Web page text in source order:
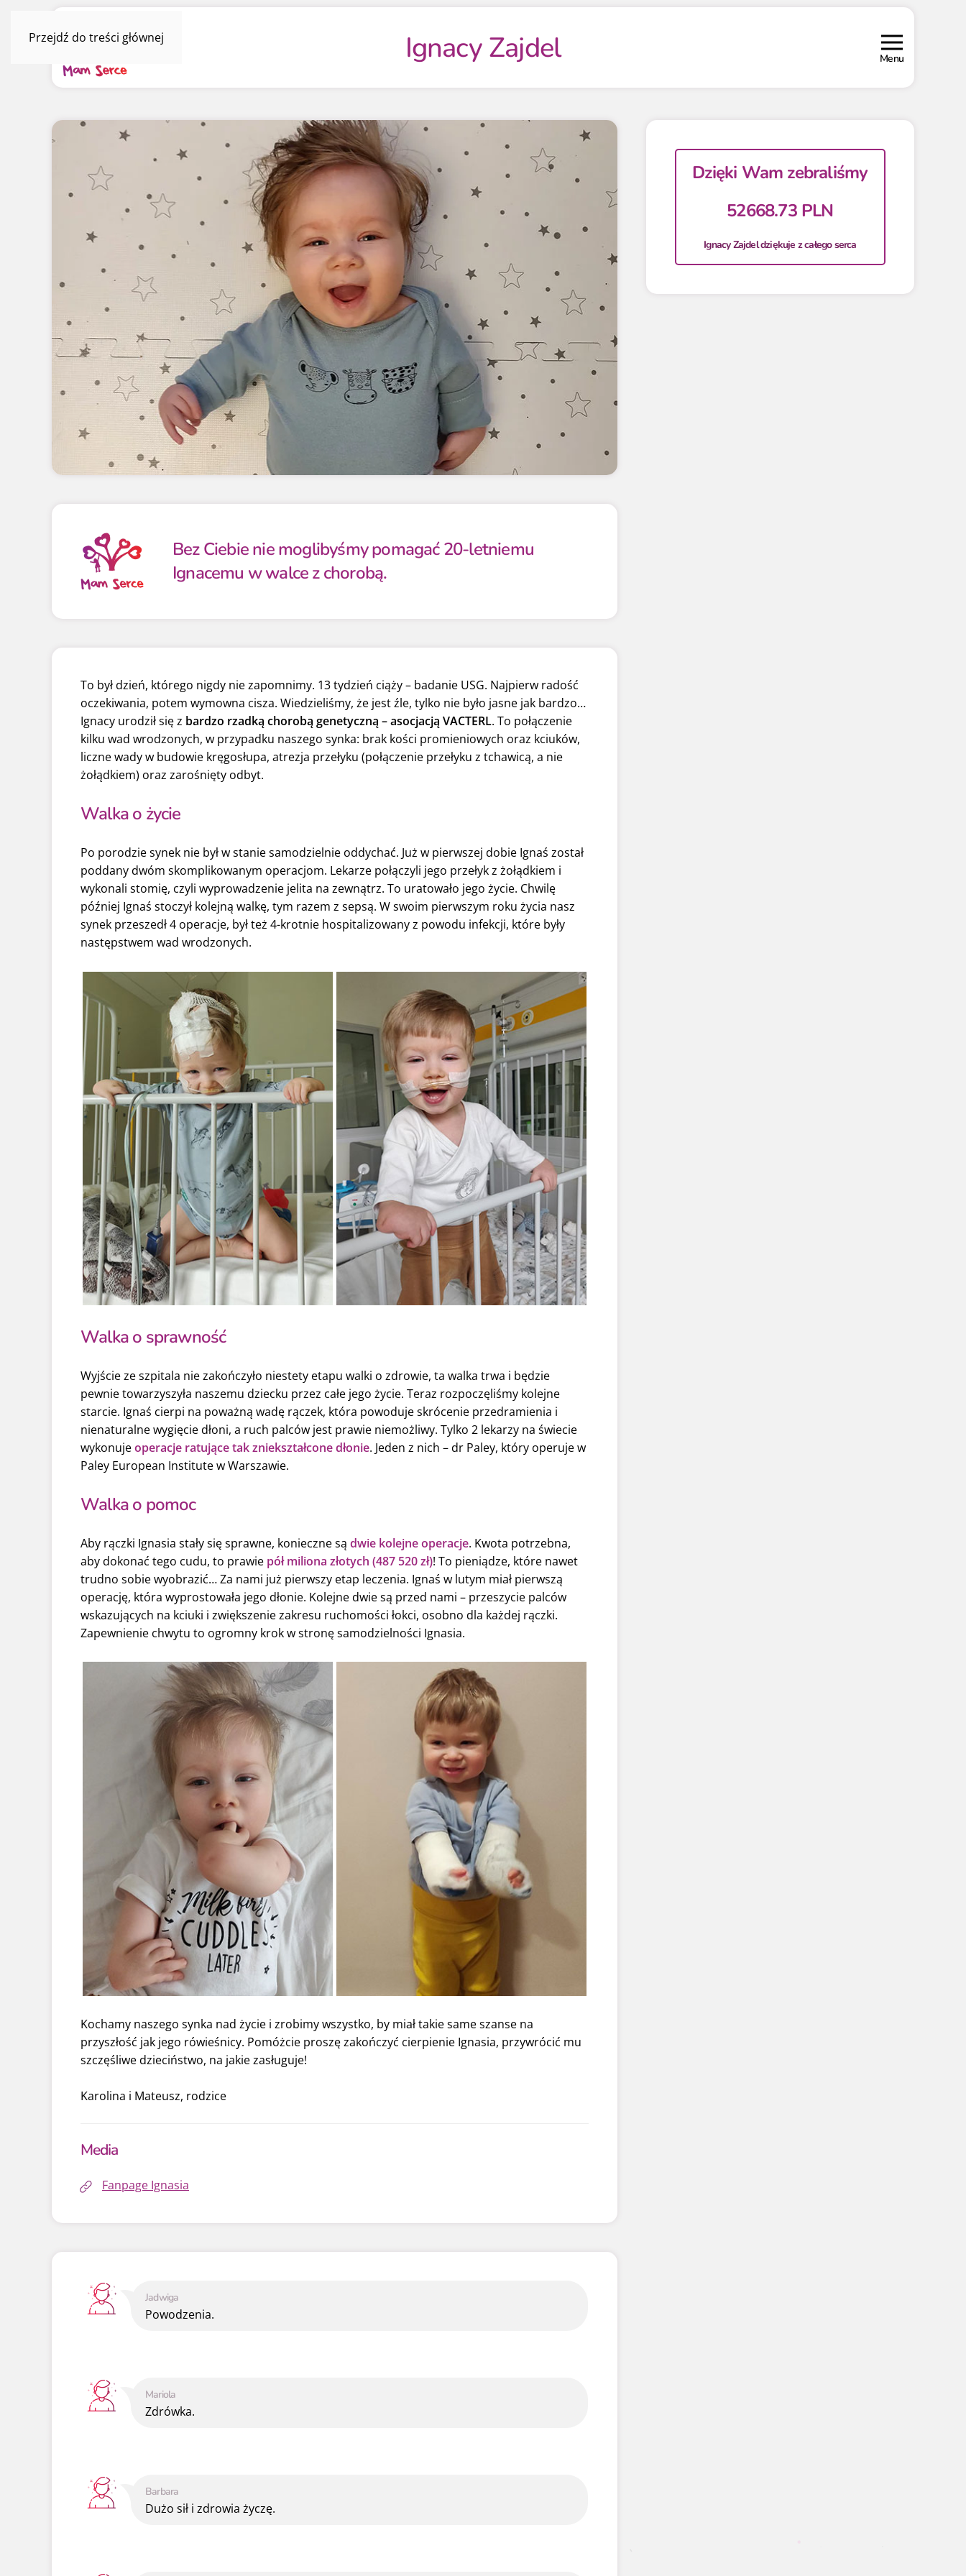
Przejdź do treści głównej Ignacy Zajdel Menu
Bez Ciebie nie moglibyśmy pomagać 20-letniemu
Ignacemu w walce z chorobą.
To był dzień, którego nigdy nie zapomnimy. 13 tydzień ciąży – badanie USG. Najpierw radość
oczekiwania, potem wymowna cisza. Wiedzieliśmy, że jest źle, tylko nie było jasne jak bardzo…
Ignacy urodził się z bardzo rzadką chorobą genetyczną –asocjacją VACTERL. To połączenie
kilku wad wrodzonych, w przypadku naszego synka: brak kości promieniowych oraz kciuków,
liczne wady w budowie kręgosłupa, atrezja przełyku (połączenie przełyku z tchawicą, a nie
żołądkiem) oraz zarośnięty odbyt.
Walka o życie
Po porodzie synek nie był w stanie samodzielnie oddychać. Już w pierwszej dobie Ignaś został
poddany dwóm skomplikowanym operacjom. Lekarze połączyli jego przełyk z żołądkiem i
wykonali stomię, czyli wyprowadzenie jelita na zewnątrz. To uratowało jego życie. Chwilę
później Ignaś stoczył kolejną walkę, tym razem z sepsą. W swoim pierwszym roku życia nasz
synek przeszedł 4 operacje, był też 4-krotnie hospitalizowany z powodu infekcji, które były
następstwem wad wrodzonych.
Walka o sprawność
Wyjście ze szpitala nie zakończyło niestety etapu walki o zdrowie, ta walka trwa i będzie
pewnie towarzyszyła naszemu dziecku przez całe jego życie. Teraz rozpoczęliśmy kolejne
starcie. Ignaś cierpi na poważną wadę rączek, która powoduje skrócenie przedramienia i
nienaturalne wygięcie dłoni, a ruch palców jest prawie niemożliwy. Tylko 2 lekarzy na świecie
wykonujeoperacje ratujące tak zniekształcone dłonie. Jeden z nich – dr Paley, który operuje w
Paley European Institute w Warszawie.
Walka o pomoc
Aby rączki Ignasia stały się sprawne, konieczne są dwie kolejne operacje. Kwota potrzebna,
aby dokonać tego cudu, to prawie pół miliona złotych (487 520 zł)! To pieniądze, które nawet
trudno sobie wyobrazić… Za nami już pierwszy etap leczenia. Ignaś w lutym miał pierwszą
operację, która wyprostowała jego dłonie. Kolejne dwie są przed nami – przeszycie palców
wskazujących na kciuki i zwiększenie zakresu ruchomości łokci, osobno dla każdej rączki.
Zapewnienie chwytu to ogromny krok w stronę samodzielności Ignasia.
Kochamy naszego synka nad życie i zrobimy wszystko, by miał takie same szanse na
przyszłość jak jego rówieśnicy. Pomóżcie proszę zakończyć cierpienie Ignasia, przywrócić mu
szczęśliwe dzieciństwo, na jakie zasługuje!
Karolina i Mateusz, rodzice
Media
Fanpage Ignasia
Barbara
Dużo sił i zdrowia życzę.
Mariola
Zdrówka.
Jadwiga
Powodzenia.
Dzięki Wam zebraliśmy
52668.73 PLN
Ignacy Zajdel dziękuje z całego serca